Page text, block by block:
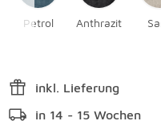
Petrol Anthrazit
inkl. Lieferung
in 14 - 15 Wochen